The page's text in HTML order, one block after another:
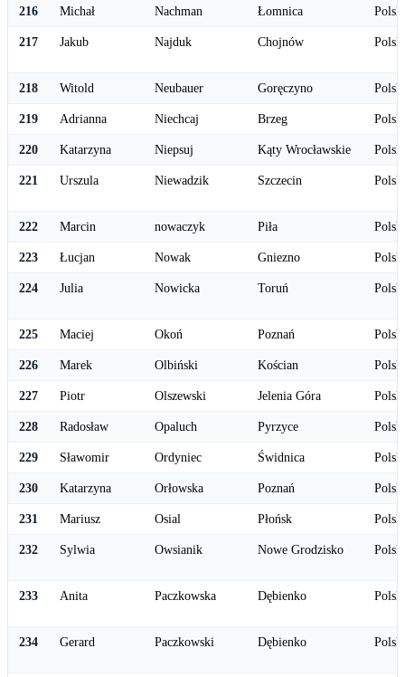
216 Michał Nachman Łomnica
217 Jakub Najduk Chojnów
218 Witold Neubauer Goręczyno
219 Adrianna Niechcaj Brzeg
220 Katarzyna Niepsuj Kąty Wrocławskie
221 Urszula Niewadzik Szczecin
222 Marcin nowaczyk Piła
223 Łucjan Nowak Gniezno
224 Julia Nowicka Toruń
225 Maciej Okoń Poznań
226 Marek Olbiński Kościan
227 Piotr Olszewski Jelenia Góra
228 Radosław Opaluch Pyrzyce
229 Sławomir Ordyniec Świdnica
230 Katarzyna Orłowska Poznań
231 Mariusz Osial Płońsk
232 Sylwia Owsianik Nowe Grodzisko
233 Anita Paczkowska Dębienko
234 Gerard Paczkowski Dębienko